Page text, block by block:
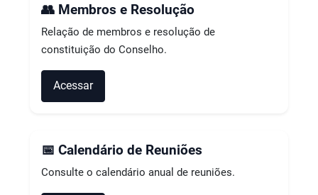
👥 Membros e Resolução
Relação de membros e resolução de
constituição do Conselho.
Acessar
📅 Calendário de Reuniões
Consulte o calendário anual de reuniões.